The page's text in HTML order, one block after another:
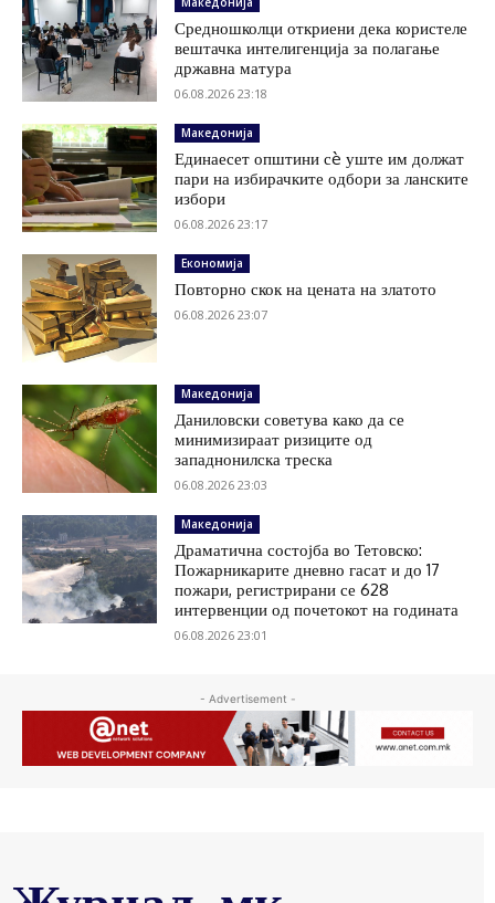
Средношколци откриени дека користеле
вештачка интелигенција за полагање
државна матура
06.08.2026 23:18
Македонија
Единаесет општини сè уште им должат
пари на избирачките одбори за ланските
избори
06.08.2026 23:17
Економија
Повторно скок на цената на златото
06.08.2026 23:07
Македонија
Даниловски советува како да се
минимизираат ризиците од
западнонилска треска
06.08.2026 23:03
Македонија
Драматична состојба во Тетовско:
Пожарникарите дневно гасат и до 17
пожари, регистрирани се 628
интервенции од почетокот на годината
06.08.2026 23:01
- Advertisement -